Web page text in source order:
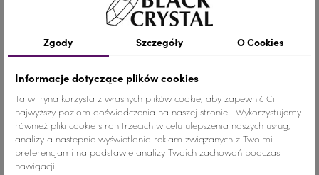
Szczegóły produktu
Kolor Pomarańczowy
Materiał Szkło
Ilość
Zgody Szczegóły O Cookies
Informacje dotyczące plików cookies
Ta witryna korzysta z własnych plików cookie, aby zapewnić Ci
najwyższy poziom doświadczenia na naszej stronie . Wykorzystujemy
również pliki cookie stron trzecich w celu ulepszenia naszych usług,
analizy a nastepnie wyświetlania reklam związanych z Twoimi
preferencjami na podstawie analizy Twoich zachowań podczas
nawigacji.